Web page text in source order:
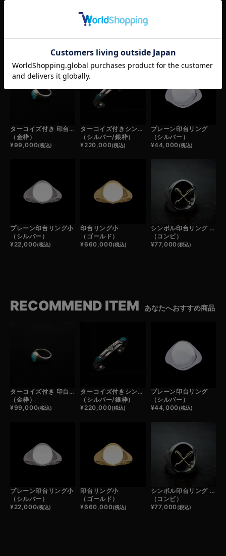
RELATED ITEM
ターコイズ付き 印台リング小
（金枠）
¥99,000(税込)
ターコイズ付きシンボルフェザーバングル
（シルバー/銀枠）
¥220,000(税込)
プレーン印台リング
（シルバー）
¥44,000(税込)
プレーン印台リング小
（シルバー）
¥22,000(税込)
印台リング小
（ゴールド）
¥660,000(税込)
シンボル印台リング / CROSSED ARROWS
（コンビ）
¥77,000(税込)
RECOMMEND ITEM あなたへおすすめ商品
ターコイズ付き 印台リング小
（金枠）
¥99,000(税込)
ターコイズ付きシンボルフェザーバングル
（シルバー/銀枠）
¥220,000(税込)
プレーン印台リング
（シルバー）
¥44,000(税込)
プレーン印台リング小
（シルバー）
¥22,000(税込)
印台リング小
（ゴールド）
¥660,000(税込)
シンボル印台リング / CROSSED ARROWS
（コンビ）
¥77,000(税込)